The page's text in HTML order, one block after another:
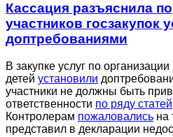
Кассация разъяснила
участников госзакупок
доптребованиями
В закупке услуг по
детей установили
участники не должны быть
ответственности по ряду статей
Контролерам пожаловались на
представил в декларации